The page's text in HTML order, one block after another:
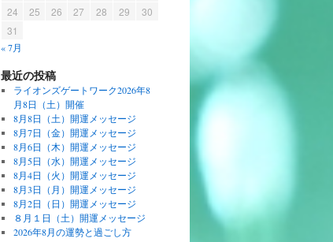
24
25 26 27 28 29
30
31
« 7月
最近の投稿
ライオンズゲートワーク2026年8
月8日（土）開催
8月8日（土）開運メッセージ
8月7日（金）開運メッセージ
8月6日（木）開運メッセージ
8月5日（水）開運メッセージ
8月4日（火）開運メッセージ
8月3日（月）開運メッセージ
8月2日（日）開運メッセージ
８月１日（土）開運メッセージ
2026年8月の運勢と過ごし方